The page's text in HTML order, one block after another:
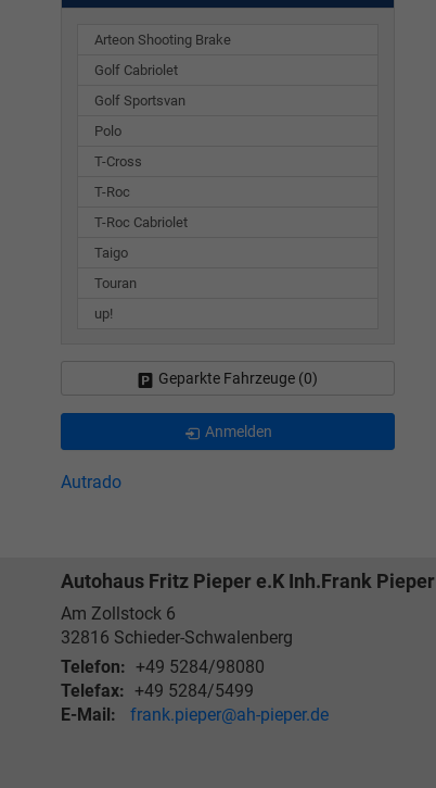
Arteon Shooting Brake
Golf Cabriolet
Golf Sportsvan
Polo
T-Cross
T-Roc
T-Roc Cabriolet
Taigo
Touran
up!
Geparkte Fahrzeuge (0)
Anmelden
Autrado
Autohaus Fritz Pieper e.K Inh.Frank Pieper
Am Zollstock 6
32816 Schieder-Schwalenberg
Telefon: +49 5284/98080
Telefax: +49 5284/5499
E-Mail:
frank.pieper@ah-pieper.de